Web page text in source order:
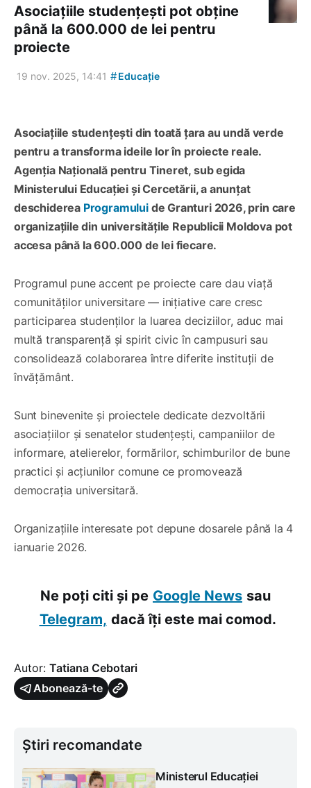
Asociațiile studențești pot obține
până la 600.000 de lei pentru
proiecte
19 nov. 2025, 14:41 #Educație
Asociațiile studențești din toată țara au undă verde
pentru a transforma ideile lor în proiecte reale.
Agenția Națională pentru Tineret, sub egida
Ministerului Educației și Cercetării, a anunțat
deschiderea Programuluide Granturi 2026, prin care
organizațiile din universitățile Republicii Moldova pot
accesa până la 600.000 de lei fiecare.
Programul pune accent pe proiecte care dau viață
comunităților universitare — inițiative care cresc
participarea studenților la luarea deciziilor, aduc mai
multă transparență și spirit civic în campusuri sau
consolidează colaborarea între diferite instituții de
învățământ.
Sunt binevenite și proiectele dedicate dezvoltării
asociațiilor și senatelor studențești, campaniilor de
informare, atelierelor, formărilor, schimburilor de bune
practici și acțiunilor comune ce promovează
democrația universitară.
Organizațiile interesate pot depune dosarele până la 4
ianuarie 2026.
Ne poți citi și pe Google News sau
Telegram, dacă îți este mai comod.
Autor: Tatiana Cebotari
Abonează-te
Știri recomandate
Ministerul Educației